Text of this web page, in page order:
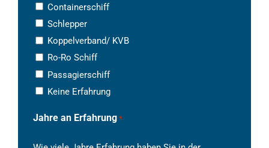
Containerschiff
Schlepper
Koppelverband/ KVB
Ro-Ro Schiff
Passagierschiff
Keine Erfahrung
Jahre an Erfahrung *